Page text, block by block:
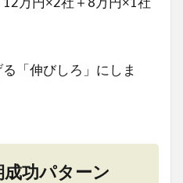
「伸びしろ」にしま
功パターン